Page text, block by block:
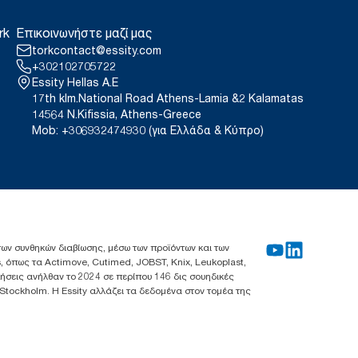
Επικοινωνήστε μαζί μας
torkcontact@essity.com
+302102705722
Essity Hellas A.E
17th klm.National Road Athens-Lamia &2 Kalamatas
14564 N.Kifissia, Athens-Greece
Mob: +306932474930 (για Ελλάδα & Κύπρο)
συνθηκών διαβίωσης, μέσω των προϊόντων και των
όπως τα Actimove, Cutimed, JOBST, Knix, Leukoplast,
ανήλθαν το 2024 σε περίπου 146 δις σουηδικές
Stockholm. Η Essity αλλάζει τα δεδομένα στον τομέα της